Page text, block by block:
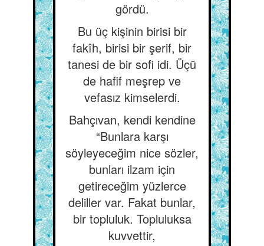
gördü.
Bu üç kişinin birisi bir
fakîh, birisi bir şerif, bir
tanesi de bir sofi idi. Üçü
de hafif meşrep ve
vefasız kimselerdi.
Bahçıvan, kendi kendine
“Bunlara karşı
söyleyeceğim nice sözler,
bunları ilzam için
getireceğim yüzlerce
deliller var. Fakat bunlar,
bir topluluk. Topluluksa
kuvvettir,